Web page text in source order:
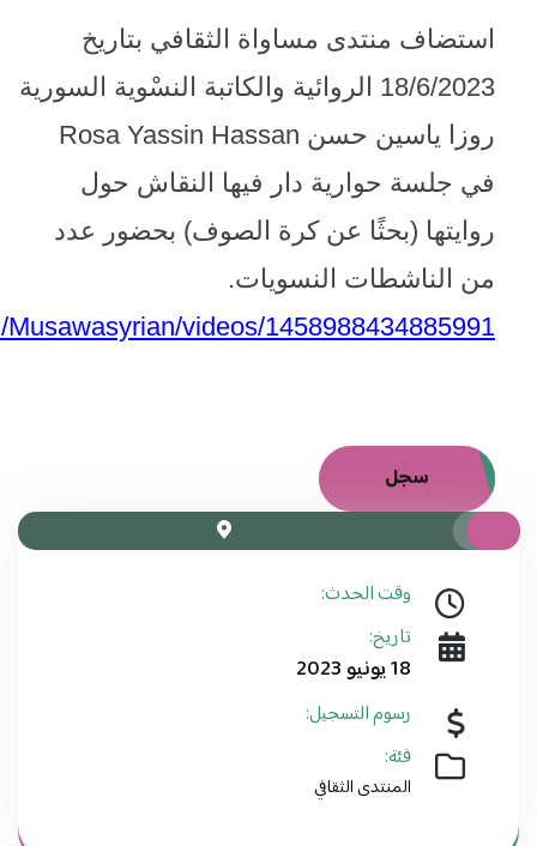
استضاف منتدى مساواة الثقافي بتاريخ
18/6/2023 الروائية والكاتبة النسْوية السورية
روزا ياسين حسن
في جلسة حوارية دار فيها النقاش حول
روايتها (بحثًا عن كرة الصوف) بحضور عدد
من الناشطات النسويات.
videos/1458988434885991
سجل
وقت الحدث:
تاريخ:
18 يونيو 2023
رسوم التسجيل:
فئة:
المنتدى الثقافي